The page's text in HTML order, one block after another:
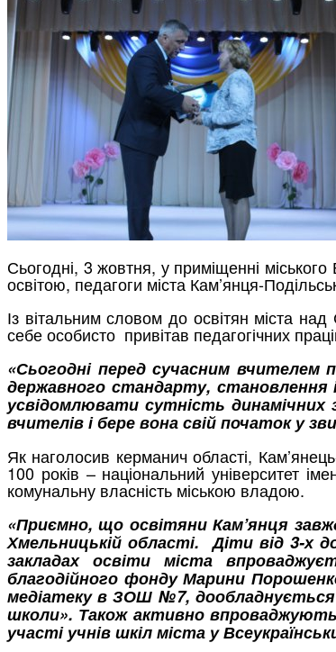
Сьогодні, 3 жовтня, у приміщенні
освітою, педагоги міста Кам’янця-
Із вітальним словом до освітян міста
себе особисто привітав педагогічних
«Сьогодні перед сучасним вчителем
державного стандарту, становлення
усвідомлювати сутність динамічних
вчителів і бере вона свій початок у
Як наголосив керманич області,
100 років – національний університет
комунальну власність міською владою.
«Приємно, що освітяни Кам’янця
Хмельницькій області. Діти від 3-х
закладах освіти міста
благодійного фонду Марини
медіатеку в ЗОШ №7, дообладнується
школи». Також активно
участі учнів шкіл міста у